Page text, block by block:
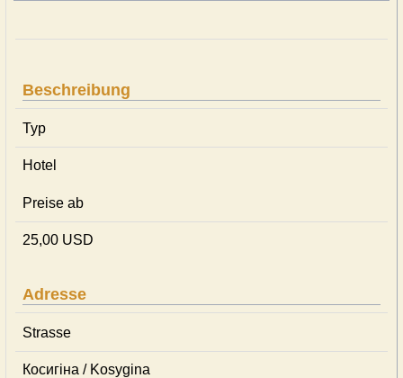
Beschreibung
Typ
Hotel
Preise ab
25,00 USD
Adresse
Strasse
Косигіна / Kosygina